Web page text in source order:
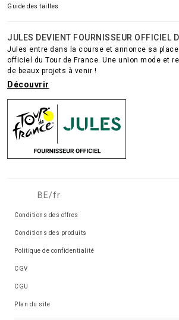
Guide des tailles
JULES DEVIENT FOURNISSEUR OFFICIEL
Jules entre dans la course et annonce sa
officiel du Tour de France. Une union mode et
de beaux projets à venir !
Découvrir
BE/fr
Conditions des offres
Conditions des produits
Politique de confidentialité
CGV
CGU
Plan du site